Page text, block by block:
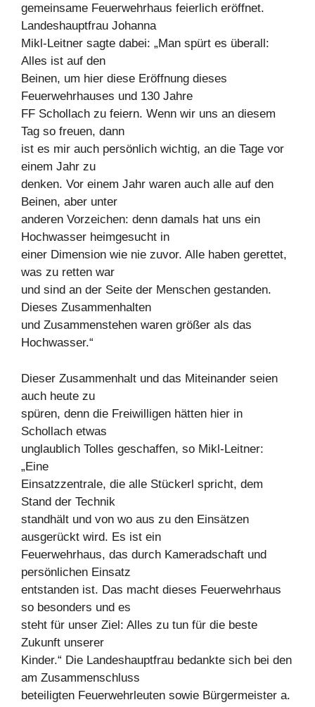
gemeinsame Feuerwehrhaus feierlich eröffnet.
Landeshauptfrau Johanna
Mikl-Leitner sagte dabei: „Man spürt es überall:
Alles ist auf den
Beinen, um hier diese Eröffnung dieses
Feuerwehrhauses und 130 Jahre
FF Schollach zu feiern. Wenn wir uns an diesem
Tag so freuen, dann
ist es mir auch persönlich wichtig, an die Tage vor
einem Jahr zu
denken. Vor einem Jahr waren auch alle auf den
Beinen, aber unter
anderen Vorzeichen: denn damals hat uns ein
Hochwasser heimgesucht in
einer Dimension wie nie zuvor. Alle haben gerettet,
was zu retten war
und sind an der Seite der Menschen gestanden.
Dieses Zusammenhalten
und Zusammenstehen waren größer als das
Hochwasser.“
Dieser Zusammenhalt und das Miteinander seien
auch heute zu
spüren, denn die Freiwilligen hätten hier in
Schollach etwas
unglaublich Tolles geschaffen, so Mikl-Leitner:
„Eine
Einsatzzentrale, die alle Stückerl spricht, dem
Stand der Technik
standhält und von wo aus zu den Einsätzen
ausgerückt wird. Es ist ein
Feuerwehrhaus, das durch Kameradschaft und
persönlichen Einsatz
entstanden ist. Das macht dieses Feuerwehrhaus
so besonders und es
steht für unser Ziel: Alles zu tun für die beste
Zukunft unserer
Kinder.“ Die Landeshauptfrau bedankte sich bei den
am Zusammenschluss
beteiligten Feuerwehrleuten sowie Bürgermeister a.